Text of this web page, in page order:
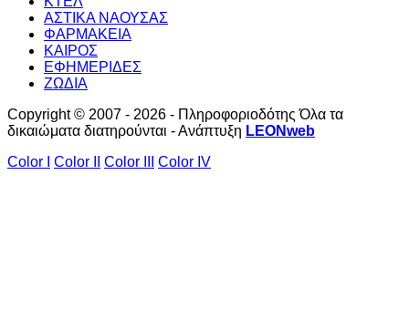
ΑΣΤΙΚΑ ΝΑΟΥΣΑΣ
ΦΑΡΜΑΚΕΙΑ
ΚΑΙΡΟΣ
ΕΦΗΜΕΡΙΔΕΣ
ΖΩΔΙΑ
Copyright © 2007 - 2026 - Πληροφοριοδότης Όλα τα
δικαιώματα διατηρούνται - Ανάπτυξη LEONweb
Color I
Color II Color III Color IV